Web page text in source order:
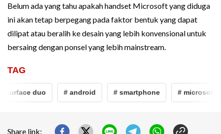
Belum ada yang tahu apakah handset Microsoft yang diduga
ini akan tetap berpegang pada faktor bentuk yang dapat
dilipat atau beralih ke desain yang lebih konvensional untuk
bersaing dengan ponsel yang lebih mainstream.
TAG
duo # android # smartphone # microsoft
Share link: